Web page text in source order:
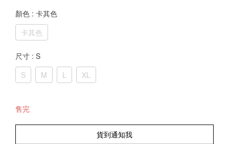
顏色 : 卡其色
卡其色
尺寸 : S
S
M L XL
售完
貨到通知我